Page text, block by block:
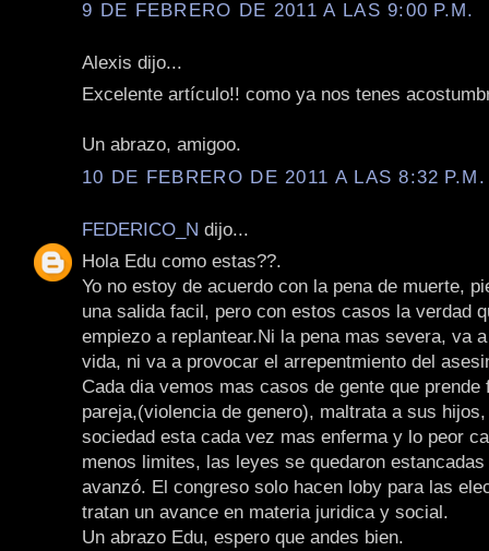
9 DE FEBRERO DE 2011 A LAS 9:00 P.M.
Alexis dijo...
Excelente artículo!! como ya nos tenes
Un abrazo, amigoo.
10 DE FEBRERO DE 2011 A LAS 8:32 P.M.
FEDERICO_N dijo...
Hola Edu como estas??.
Yo no estoy de acuerdo con la pena de muerte,
una salida facil, pero con estos casos la verdad
empiezo a replantear.Ni la pena mas severa, va
vida, ni va a provocar el arrepentmiento del
Cada dia vemos mas casos de gente que prende
pareja,(violencia de genero), maltrata a sus
sociedad esta cada vez mas enferma y lo peor
menos limites, las leyes se quedaron
avanzó. El congreso solo hacen loby para las
tratan un avance en materia juridica y social.
Un abrazo Edu, espero que andes bien.